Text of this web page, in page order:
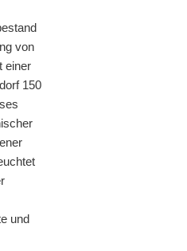
von
einer
150
und